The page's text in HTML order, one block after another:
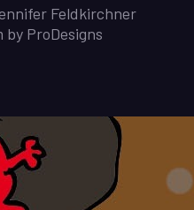
Feldkirchner
by ProDesigns